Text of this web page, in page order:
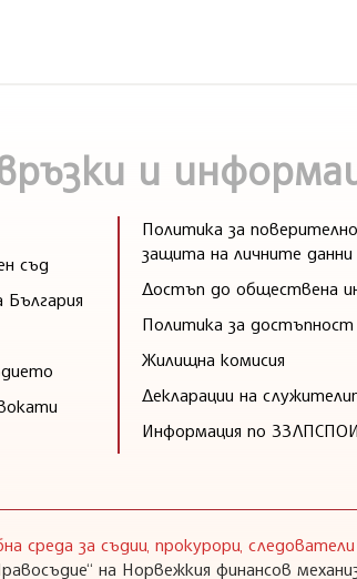
и
съд
България
Политика за
защита на личните данни
Достъп до обществена
Политика за достъпност
Жилищна комисия
Декларации на
Информация по
среда за съдии, прокурори,
на Норвежкия финансов